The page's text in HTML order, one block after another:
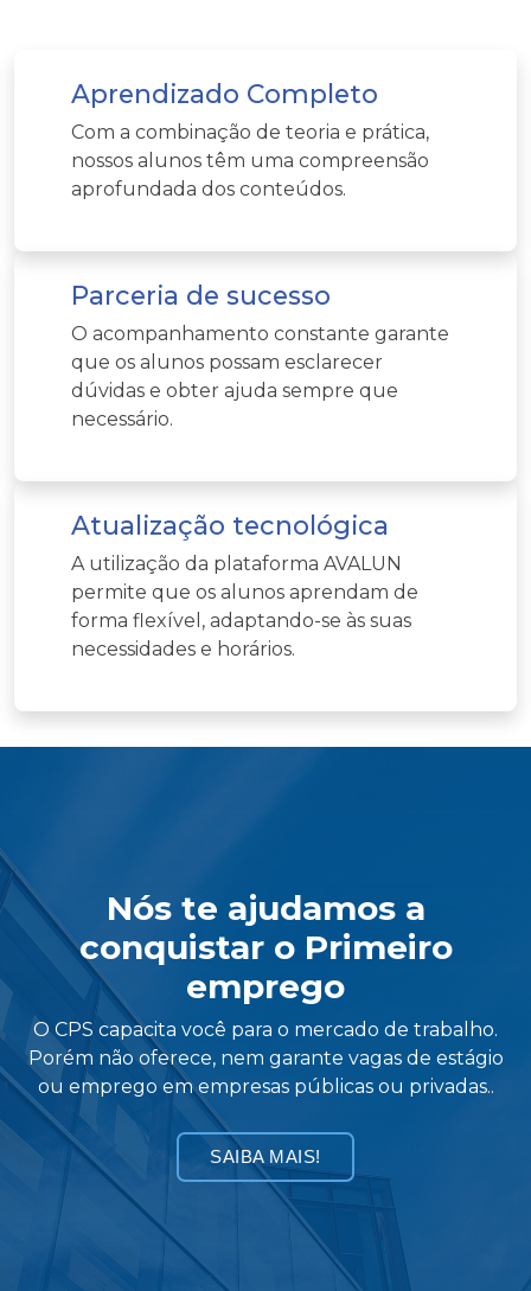
Aprendizado Completo
Com a combinação de teoria e prática,
nossos alunos têm uma compreensão
aprofundada dos conteúdos.
Parceria de sucesso
O acompanhamento constante garante
que os alunos possam esclarecer
dúvidas e obter ajuda sempre que
necessário.
Atualização tecnológica
A utilização da plataforma AVALUN
permite que os alunos aprendam de
forma flexível, adaptando-se às suas
necessidades e horários.
Nós te ajudamos a
conquistar o Primeiro
emprego
O CPS capacita você para o mercado de trabalho.
Porém não oferece, nem garante vagas de estágio
ou emprego em empresas públicas ou privadas..
SAIBA MAIS!